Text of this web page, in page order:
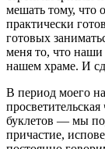
мешать тому, что
практически
готовых
меня то, что
нашем храме. И
В период моего
буклетов — мы
причастие,